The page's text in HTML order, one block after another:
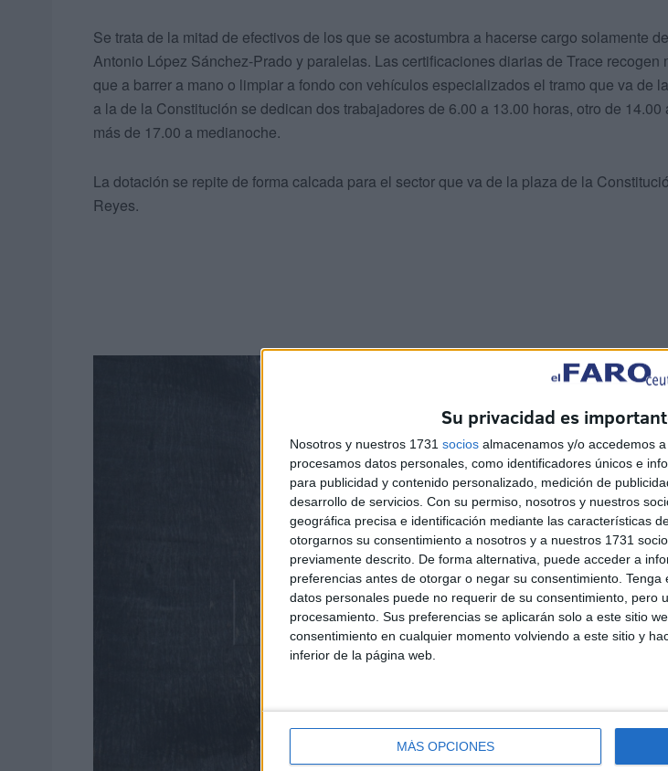
Su privacidad es
Nosotros y nuestros 1731 socios almacenamos y/o accedemos
procesamos datos personales, como identificadores únicos e
para publicidad y contenido personalizado, medición de
desarrollo de servicios. Con su permiso, nosotros y nuestros
geográfica precisa e identificación mediante las características
otorgarnos su consentimiento a nosotros y a nuestros 1731
previamente descrito. De forma alternativa, puede acceder a
preferencias antes de otorgar o negar su consentimiento. Tenga
datos personales puede no requerir de su consentimiento, pero
procesamiento. Sus preferencias se aplicarán solo a este sitio
consentimiento en cualquier momento volviendo a este sitio y
inferior de la página web.
MÁS OPCIONES
Se trata de la mitad de efectivos de los que se acostumbra a hacerse cargo solamente
Antonio López Sánchez-Prado y paralelas. Las certificaciones diarias de Trace recogen
que a barrer a mano o limpiar a fondo con vehículos especializados el tramo que va de
a la de la Constitución se dedican dos trabajadores de 6.00 a 13.00 horas, otro de 14.00
más de 17.00 a medianoche.
La dotación se repite de forma calcada para el sector que va de la plaza de la
Reyes.